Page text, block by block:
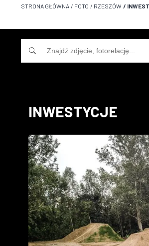
STRONA GŁÓWNA / FOTO / RZESZÓW /
INWESTYCJE